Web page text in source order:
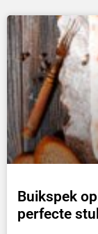
Buikspek
perfecte